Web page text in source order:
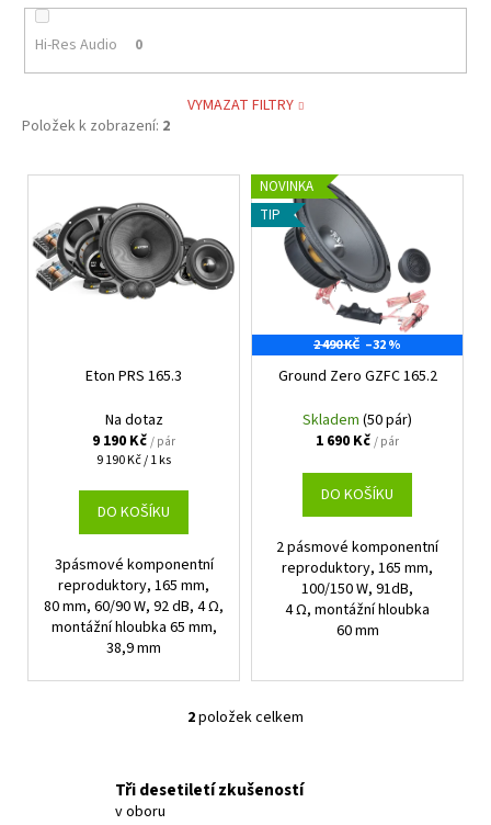
Hi-Res Audio 0
VYMAZAT FILTRY
Položek k zobrazení: 2
V
p
Eton PRS 165.3
Na dotaz
9 190 Kč/ pár
Měrná
9 190 Kč / 1 ks
DO KOŠÍKU
3pásmové komponentní
reproduktory, 165 mm,
80 mm, 60/90 W, 92 dB, 4 Ω,
montážní hloubka 65 mm,
38,9 mm
NOVINKA
TIP
2 490 KČ –32 %
Ground Zero GZFC 165.2
Skladem (50 pár)
1 690 Kč/ pár
DO KOŠÍKU
2 pásmové komponentní
reproduktory, 165 mm,
100/150 W, 91dB,
4 Ω, montážní hloubka
60 mm
O
l
á
2položek celkem
Tři desetiletí zkušeností
v oboru